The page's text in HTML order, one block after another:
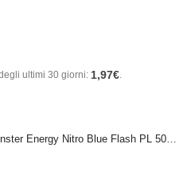
ultimi 30 giorni: 1,97€